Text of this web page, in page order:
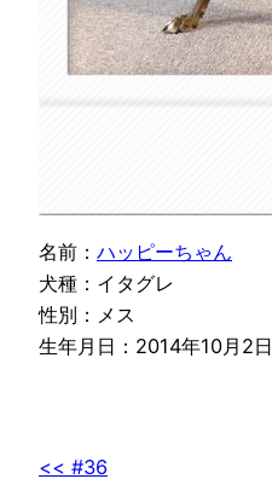
名前： ハッピーちゃん
犬種：イタグレ
性別：メス
生年月日：2014年10月2日
<< #36